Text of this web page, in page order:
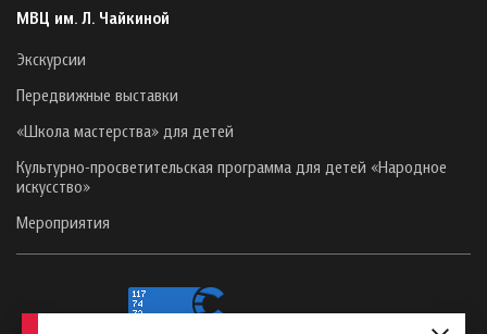
МВЦ им. Л. Чайкиной
Экскурсии
Передвижные выставки
«Школа мастерства» для детей
Культурно-просветительская программа для детей «Народное
искусство»
Мероприятия